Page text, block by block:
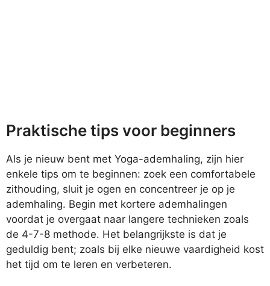
Praktische tips voor beginners
Als je nieuw bent met Yoga-ademhaling, zijn hier
enkele tips om te beginnen: zoek een comfortabele
zithouding, sluit je ogen en concentreer je op je
ademhaling. Begin met kortere ademhalingen
voordat je overgaat naar langere technieken zoals
de 4-7-8 methode. Het belangrijkste is dat je
geduldig bent; zoals bij elke nieuwe vaardigheid kost
het tijd om te leren en verbeteren.